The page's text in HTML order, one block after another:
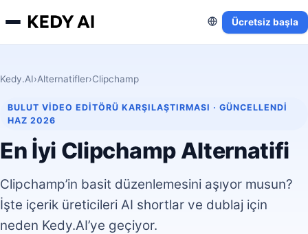
Ücretsiz başla
Kedy.AI›Alternatifler›Clipchamp
BULUT VIDEO EDITÖRÜ KARŞILAŞTIRMASI · GÜNCELLENDI
HAZ 2026
En İyi Clipchamp Alternatifi
Clipchamp’in basit düzenlemesini aşıyor musun?
İşte içerik üreticileri AI shortlar ve dublaj için
neden Kedy.AI’ye geçiyor.